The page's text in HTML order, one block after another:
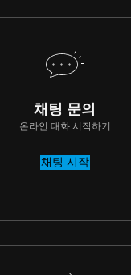
채팅 문의
온라인 대화 시작하기
채팅 시작